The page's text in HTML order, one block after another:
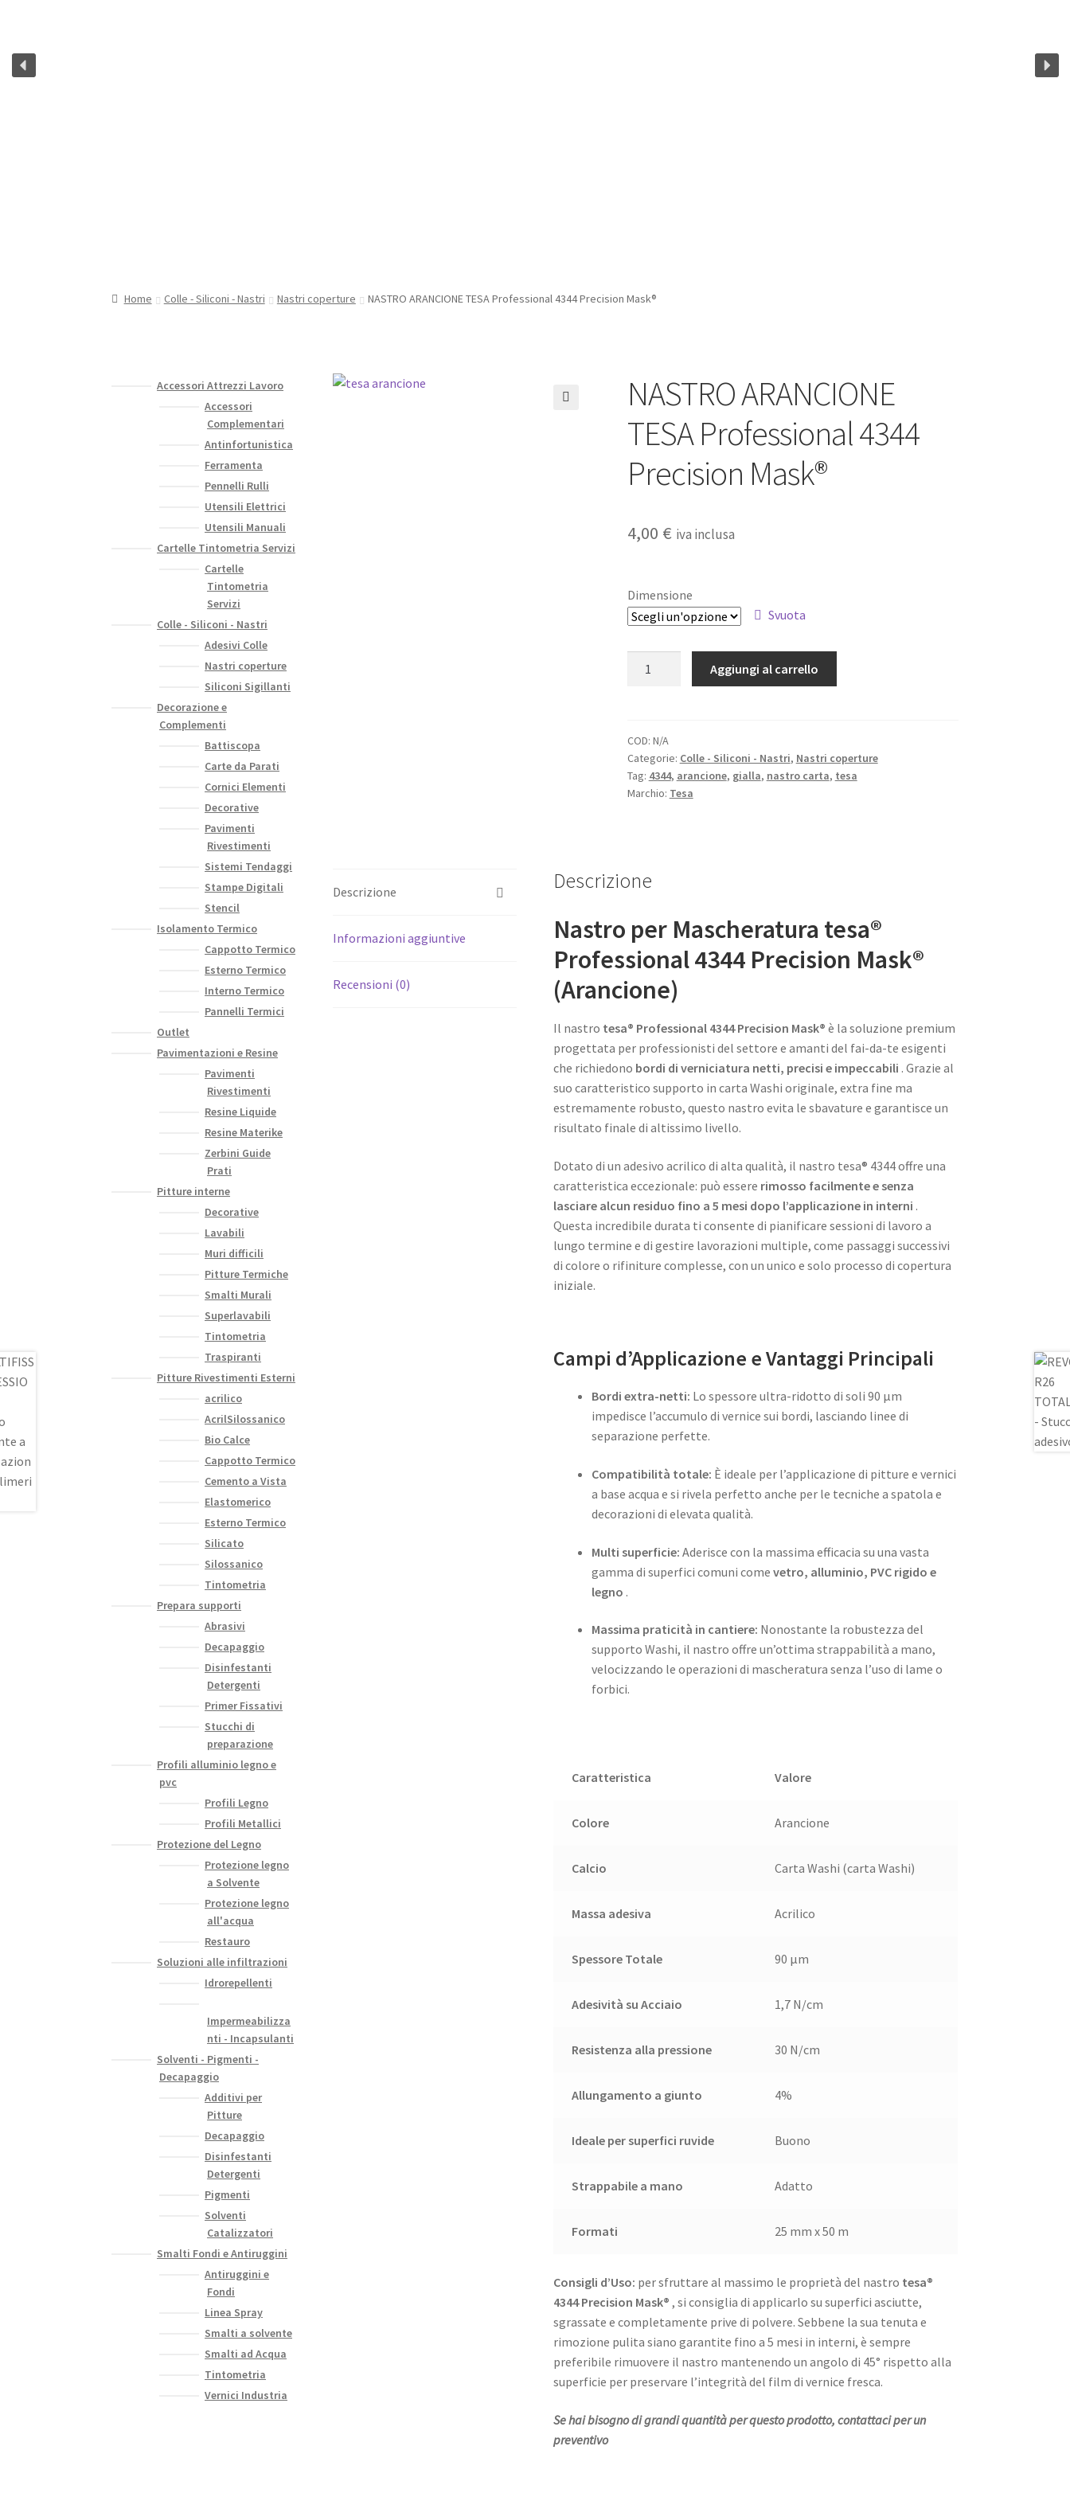
Home Colle - Siliconi - Nastri Nastri coperture NASTRO ARANCIONE TESA Professional 4344 Precision Mask®
NASTRO ARANCIONE
TESA Professional 4344
Precision Mask®
4,00 € iva inclusa
Dimensione
Svuota
4344
Precision
Mask®
quantità
Aggiungi al carrello
COD: N/A
Categorie: Colle - Siliconi - Nastri, Nastri coperture
Tag: 4344, arancione, gialla, nastro carta, tesa
Marchio: Tesa
Descrizione
Informazioni aggiuntive
Recensioni (0)
Descrizione
Nastro per Mascheratura tesa®
Professional 4344 Precision Mask®
(Arancione)
Il nastro tesa® Professional 4344 Precision Mask® è la soluzione premium
progettata per professionisti del settore e amanti del fai-da-te esigenti
che richiedono bordi di verniciatura netti, precisi e impeccabili . Grazie al
suo caratteristico supporto in carta Washi originale, extra fine ma
estremamente robusto, questo nastro evita le sbavature e garantisce un
risultato finale di altissimo livello.
Dotato di un adesivo acrilico di alta qualità, il nastro tesa® 4344 offre una
caratteristica eccezionale: può essere rimosso facilmente e senza
lasciare alcun residuo fino a 5 mesi dopo l’applicazione in interni .
Questa incredibile durata ti consente di pianificare sessioni di lavoro a
lungo termine e di gestire lavorazioni multiple, come passaggi successivi
di colore o rifiniture complesse, con un unico e solo processo di copertura
iniziale.
Campi d’Applicazione e Vantaggi Principali
Bordi extra-netti: Lo spessore ultra-ridotto di soli 90 µm
impedisce l’accumulo di vernice sui bordi, lasciando linee di
separazione perfette.
Compatibilità totale: È ideale per l’applicazione di pitture e vernici
a base acqua e si rivela perfetto anche per le tecniche a spatola e
decorazioni di elevata qualità.
Multi superficie: Aderisce con la massima efficacia su una vasta
gamma di superfici comuni comevetro, alluminio, PVC rigido e
legno .
Massima praticità in cantiere: Nonostante la robustezza del
supporto Washi, il nastro offre un’ottima strappabilità a mano,
velocizzando le operazioni di mascheratura senza l’uso di lame o
forbici.
Caratteristica Valore
Colore Arancione
Calcio Carta Washi (carta Washi)
Massa adesiva Acrilico
Spessore Totale 90 µm
Adesività su Acciaio 1,7 N/cm
Resistenza alla pressione 30 N/cm
Allungamento a giunto 4%
Ideale per superfici ruvide Buono
Strappabile a mano Adatto
Formati 25 mm x 50 m
Consigli d’Uso: per sfruttare al massimo le proprietà del nastro tesa®
4344 Precision Mask® , si consiglia di applicarlo su superfici asciutte,
sgrassate e completamente prive di polvere. Sebbene la sua tenuta e
rimozione pulita siano garantite fino a 5 mesi in interni, è sempre
preferibile rimuovere il nastro mantenendo un angolo di 45° rispetto alla
superficie per preservare l’integrità del film di vernice fresca.
Se hai bisogno di grandi quantità per questo prodotto, contattaci per un
preventivo
Accessori Attrezzi Lavoro
Accessori
Complementari
Antinfortunistica
Ferramenta
Pennelli Rulli
Utensili Elettrici
Utensili Manuali
Cartelle Tintometria Servizi
Cartelle
Tintometria
Servizi
Colle - Siliconi - Nastri
Adesivi Colle
Nastri coperture
Siliconi Sigillanti
Decorazione e
Complementi
Battiscopa
Carte da Parati
Cornici Elementi
Decorative
Pavimenti
Rivestimenti
Sistemi Tendaggi
Stampe Digitali
Stencil
Isolamento Termico
Cappotto Termico
Esterno Termico
Interno Termico
Pannelli Termici
Outlet
Pavimentazioni e Resine
Pavimenti
Rivestimenti
Resine Liquide
Resine Materike
Zerbini Guide
Prati
Pitture interne
Decorative
Lavabili
Muri difficili
Pitture Termiche
Smalti Murali
Superlavabili
Tintometria
Traspiranti
Pitture Rivestimenti Esterni
acrilico
AcrilSilossanico
Bio Calce
Cappotto Termico
Cemento a Vista
Elastomerico
Esterno Termico
Silicato
Silossanico
Tintometria
Prepara supporti
Abrasivi
Decapaggio
Disinfestanti
Detergenti
Primer Fissativi
Stucchi di
preparazione
Profili alluminio legno e
pvc
Profili Legno
Profili Metallici
Protezione del Legno
Protezione legno
a Solvente
Protezione legno
all'acqua
Restauro
Soluzioni alle infiltrazioni
Idrorepellenti
Impermeabilizza
nti - Incapsulanti
Solventi - Pigmenti -
Decapaggio
Additivi per
Pitture
Decapaggio
Disinfestanti
Detergenti
Pigmenti
Solventi
Catalizzatori
Smalti Fondi e Antiruggini
Antiruggini e
Fondi
Linea Spray
Smalti a solvente
Smalti ad Acqua
Tintometria
Vernici Industria